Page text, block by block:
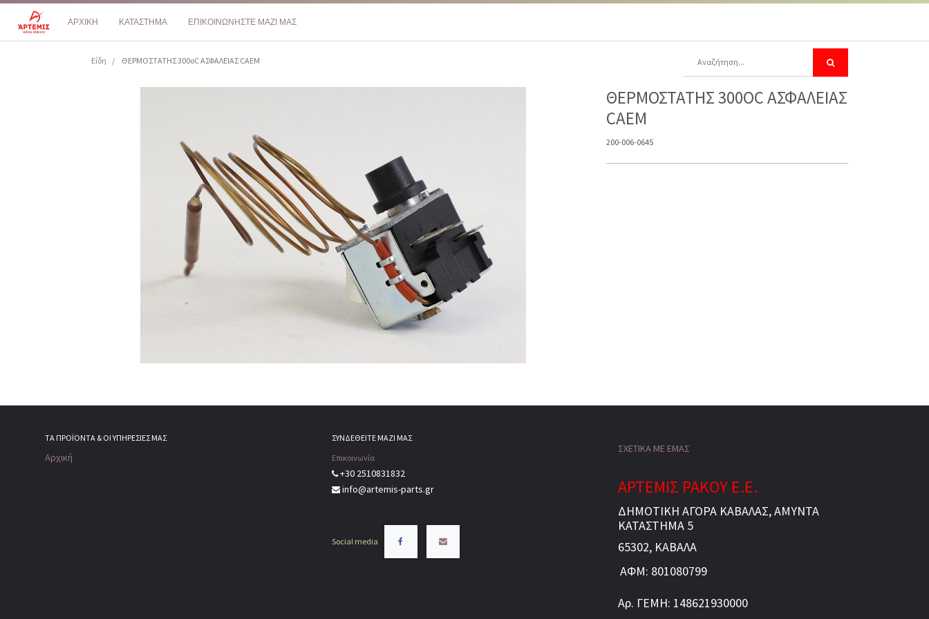
ΑΡΧΙΚΗ ΚΑΤΑΣΤΗΜΑ ΕΠΙΚΟΙΝΩΝΗΣΤΕ ΜΑΖΙ ΜΑΣ
Είδη ΘΕΡΜΟΣΤΑΤΗΣ 300oC ΑΣΦΑΛΕΙΑΣ CAEM
ΘΕΡΜΟΣΤΑΤΗΣ 300OC ΑΣΦΑΛΕΙΑΣ
CAEM
200-006-0645
ΤΑ ΠΡΟΪΌΝΤΑ & ΟΙ ΥΠΗΡΕΣΊΕΣ ΜΑΣ
Αρχική
ΣΥΝΔΕΘΕΙΤΕ ΜΑΖΙ ΜΑΣ
Επικοινωνία
+30 2510831832
info@artemis-parts.gr
Social media
ΣΧΕΤΙΚΑ ΜΕ ΕΜΑΣ
ΑΡΤΕΜΙΣ ΡΑΚΟΥ Ε.Ε.
ΔΗΜΟΤΙΚΗ ΑΓΟΡΑ ΚΑΒΑΛΑΣ, ΑΜΥΝΤΑ
ΚΑΤΑΣΤΗΜΑ 5
65302, ΚΑΒΑΛΑ
ΑΦΜ: 801080799
Αρ. ΓΕΜΗ: 148621930000